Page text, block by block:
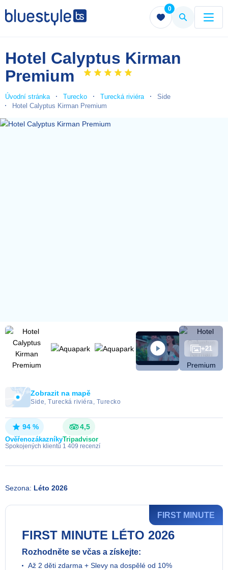
0
Menu Menu
Hotel Calyptus Kirman
Premium
Úvodní stránka Turecko Turecká riviéra
Side
Hotel Calyptus Kirman Premium
+21
Zobrazit na mapě
Side, Turecká riviéra, Turecko
94 %
Ověřenozákazníky
Spokojených klientů
4,5
Tripadvisor
1 409 recenzí
Sezona: Léto 2026
FIRST MINUTE LÉTO 2026
Rozhodněte se včas a získejte:
Až 2 děti zdarma + Slevy na dospělé od 10%
FIRST MINUTE